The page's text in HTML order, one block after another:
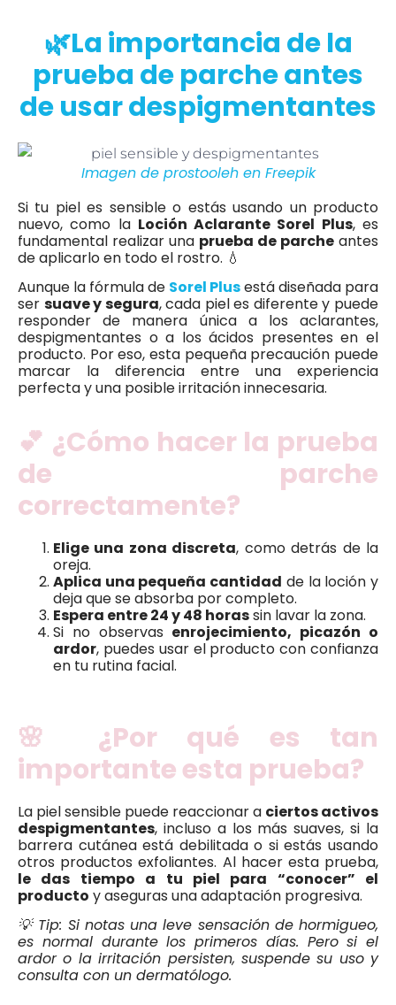
🌿La importancia de la
prueba de parche antes
de usar despigmentantes
Imagen de prostooleh en Freepik
Si tu piel es sensible o estás usando un producto
nuevo, como la Loción Aclarante Sorel Plus, es
fundamental realizar una prueba de parche antes
de aplicarlo en todo el rostro. 💧
Aunque la fórmula de Sorel Plusestá diseñada para
ser suave y segura, cada piel es diferente y puede
responder de manera única a los aclarantes,
despigmentantes o a los ácidos presentes en el
producto. Por eso, esta pequeña precaución puede
marcar la diferencia entre una experiencia
perfecta y una posible irritación innecesaria.
💕 ¿Cómo hacer la prueba
de parche
correctamente?
Elige una zona discreta, como detrás de la
oreja.
Aplica una pequeña cantidad de la loción y
deja que se absorba por completo.
Espera entre 24 y 48 horassin lavar la zona.
Si no observas enrojecimiento, picazón o
ardor, puedes usar el producto con confianza
en tu rutina facial.
🌸 ¿Por qué es tan
importante esta prueba?
La piel sensible puede reaccionar a ciertos activos
despigmentantes, incluso a los más suaves, si la
barrera cutánea está debilitada o si estás usando
otros productos exfoliantes. Al hacer esta prueba,
le das tiempo a tu piel para “conocer” el
producto y aseguras una adaptación progresiva.
💡 Tip: Si notas una leve sensación de hormigueo,
es normal durante los primeros días. Pero si el
ardor o la irritación persisten, suspende su uso y
consulta con un dermatólogo.